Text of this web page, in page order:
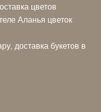
цветов
Аланья цветок
доставка букетов в